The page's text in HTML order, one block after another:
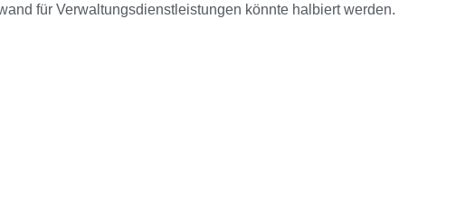
für Verwaltungsdienstleistungen könnte halbiert werden.